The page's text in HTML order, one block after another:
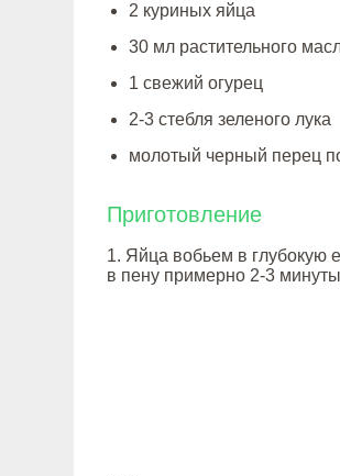
2 куриных яйца
30 мл растительного
1 свежий огурец
2-3 стебля зеленого лука
молотый черный перец
Приготовление
1. Яйца вобьем в глубокую
в пену примерно 2-3